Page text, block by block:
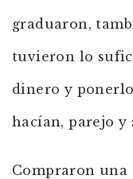
graduaron,
tuvieron lo
dinero y
hacían, parejo y
Compraron una